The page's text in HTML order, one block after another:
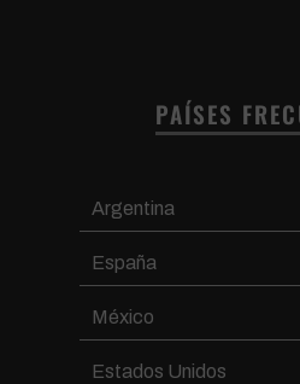
PAÍSES
Argentina
España
México
Estados Unidos